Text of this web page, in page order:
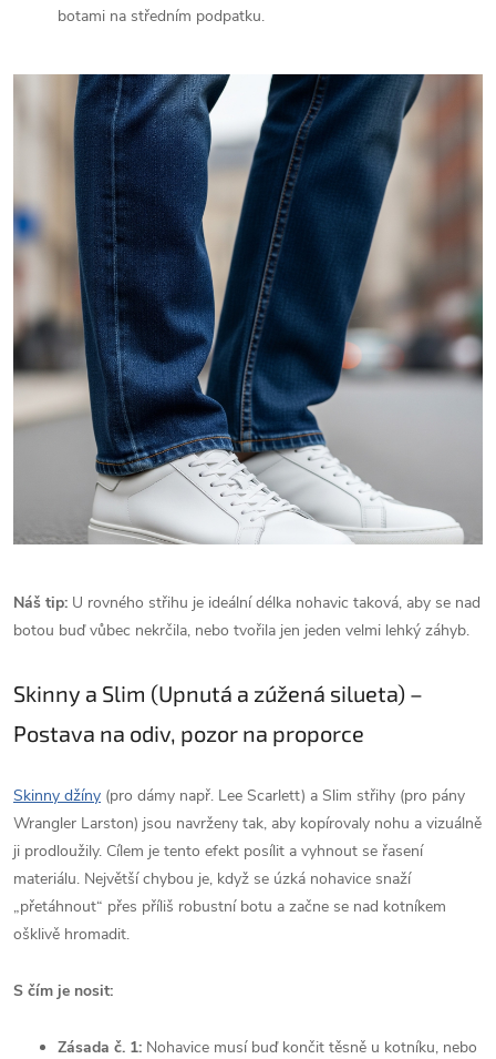
botami na středním podpatku.
Náš tip: U rovného střihu je ideální délka nohavic taková, aby se nad
botou buď vůbec nekrčila, nebo tvořila jen jeden velmi lehký záhyb.
Skinny a Slim (Upnutá a zúžená silueta) –
Postava na odiv, pozor na proporce
Skinny džíny (pro dámy např. Lee Scarlett) a Slim střihy (pro pány
Wrangler Larston) jsou navrženy tak, aby kopírovaly nohu a vizuálně
ji prodloužily. Cílem je tento efekt posílit a vyhnout se řasení
materiálu. Největší chybou je, když se úzká nohavice snaží
„přetáhnout“ přes příliš robustní botu a začne se nad kotníkem
ošklivě hromadit.
S čím je nosit:
Zásada č. 1: Nohavice musí buď končit těsně u kotníku, nebo